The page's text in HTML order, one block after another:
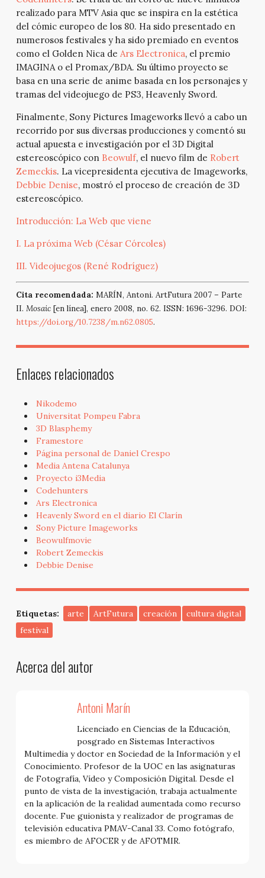
realizado para MTV Asia que se inspira en la estética
del cómic europeo de los 80. Ha sido presentado en
numerosos festivales y ha sido premiado en eventos
como el Golden Nica de Ars Electronica, el premio
IMAGINA o el Promax/BDA. Su último proyecto se
basa en una serie de anime basada en los personajes y
tramas del videojuego de PS3, Heavenly Sword.
Finalmente, Sony Pictures Imageworks llevó a cabo un
recorrido por sus diversas producciones y comentó su
actual apuesta e investigación por el 3D Digital
estereoscópico con Beowulf, el nuevo film de Robert
Zemeckis. La vicepresidenta ejecutiva de Imageworks,
Debbie Denise, mostró el proceso de creación de 3D
estereoscópico.
Introducción: La Web que viene
I. La próxima Web (César Córcoles)
III. Videojuegos (René Rodríguez)
Cita recomendada: MARÍN, Antoni. ArtFutura 2007 – Parte
II. Mosaic[en línea], enero 2008, no. 62. ISSN: 1696-3296. DOI:
https://doi.org/10.7238/m.n62.0805.
Enlaces relacionados
Nikodemo
Universitat Pompeu Fabra
3D Blasphemy
Framestore
Página personal de Daniel Crespo
Media Antena Catalunya
Proyecto i3Media
Codehunters
Ars Electronica
Heavenly Sword en el diario El Clarín
Sony Picture Imageworks
Beowulfmovie
Robert Zemeckis
Debbie Denise
Etiquetas: arte ArtFutura creación
cultura digital
festival
Acerca del autor
Antoni Marín
Licenciado en Ciencias de la Educación,
posgrado en Sistemas Interactivos
Multimedia y doctor en Sociedad de la Información y el
Conocimiento. Profesor de la UOC en las asignaturas
de Fotografía, Vídeo y Composición Digital. Desde el
punto de vista de la investigación, trabaja actualmente
en la aplicación de la realidad aumentada como recurso
docente. Fue guionista y realizador de programas de
televisión educativa PMAV-Canal 33. Como fotógrafo,
es miembro de AFOCER y de AFOTMIR.